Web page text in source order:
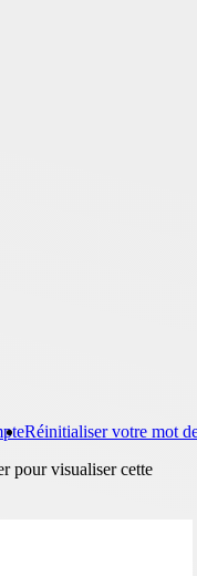
Réinitialiser votre mot
pour visualiser cette